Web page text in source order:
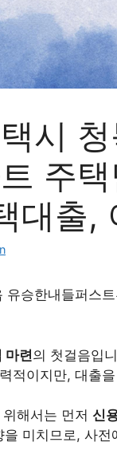
시
주
대출,
유승한내들퍼스
마련의 첫걸음입
적이지만, 대출
해서는 먼저 신
미치므로, 사